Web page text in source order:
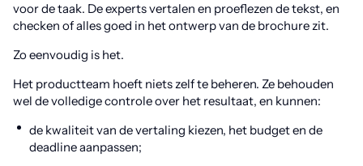
voor de taak. De experts vertalen en proeflezen de tekst, en
checken of alles goed in het ontwerp van de brochure zit.
Zo eenvoudig is het.
Het productteam hoeft niets zelf te beheren. Ze behouden
wel de volledige controle over het resultaat, en kunnen:
de kwaliteit van de vertaling kiezen, het budget en de
deadline aanpassen;